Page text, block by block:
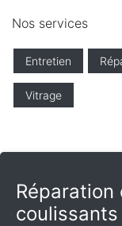
Nos services
Entretien
Vitrage